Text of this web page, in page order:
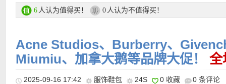
购买直达链接在此
购买直达链接在此
购买直达链接在此
高级针织、羊毛大衣：舒适保暖，法式精致感满分。
活动区直达链接在此
• 限时全场6折优惠码： FIRST40 仅限活动区商品有效！
• 满200欧全球免邮，不满200欧到德国邮费8欧。
6 人认为值得买！ 0 人认为不值得买！
Acne Studios、Burberry、
Miumiu、加拿大鹅等品牌大促！ 全
2025-09-16 17:42 服饰鞋包 24S 0 收藏
0 条评论